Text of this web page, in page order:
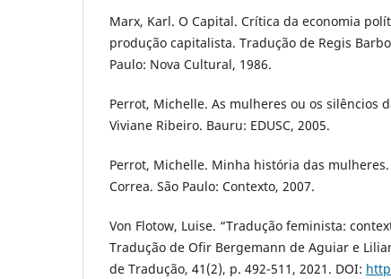
Marx, Karl. O Capital. Crítica da economia
produção capitalista. Tradução de Regis
Paulo: Nova Cultural, 1986.
Perrot, Michelle. As mulheres ou os silêncios
Viviane Ribeiro. Bauru: EDUSC, 2005.
Perrot, Michelle. Minha história das
Correa. São Paulo: Contexto, 2007.
Von Flotow, Luise. “Tradução feminista:
Tradução de Ofir Bergemann de Aguiar e
de Tradução, 41(2), p. 492-511, 2021. DOI: